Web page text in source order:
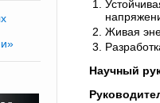
Живая
Научный